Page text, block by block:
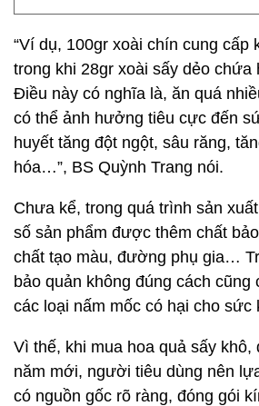
“Ví dụ, 100gr xoài chín cung cấp
trong khi 28gr xoài sấy dẻo chứa
Điều này có nghĩa là, ăn quá
có thể ảnh hưởng tiêu cực đến
huyết tăng đột ngột, sâu răng,
hóa…”, BS Quỳnh Trang nói.
Chưa kể, trong quá trình sản
số sản phẩm được thêm chất
chất tạo màu, đường phụ gia…
bảo quản không đúng cách cũng
các loại nấm mốc có hại cho sức
Vì thế, khi mua hoa quả sấy khô,
năm mới, người tiêu dùng nên
có nguồn gốc rõ ràng, đóng gói